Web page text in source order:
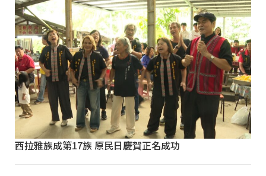
西拉雅族成第17族 原民日慶賀正名成功